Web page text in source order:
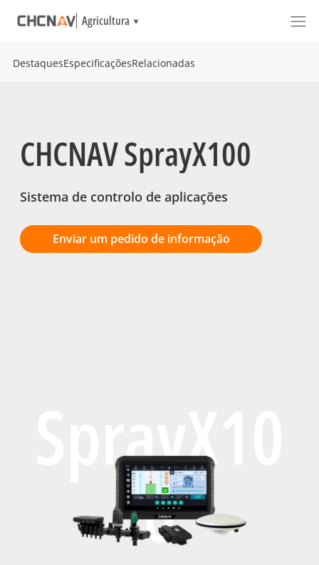
Agricultura
DestaquesEspecificaçõesRelacionadas
CHCNAV SprayX100
Sistema de controlo de aplicações
Enviar um pedido de informação
SprayX10
0